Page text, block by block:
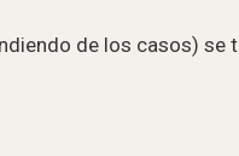
de los casos) se